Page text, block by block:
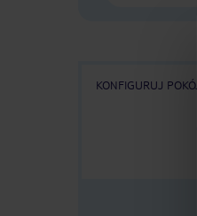
KONFIGURUJ POKÓJ